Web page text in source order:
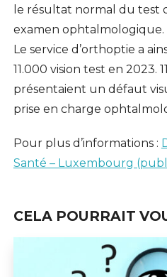
le résultat normal du test
examen ophtalmologique.
Le service d’orthoptie a
11.000 vision test en 2023.
présentaient un défaut
prise en charge
Pour plus d’informations :
Santé – Luxembourg
CELA POURRAIT